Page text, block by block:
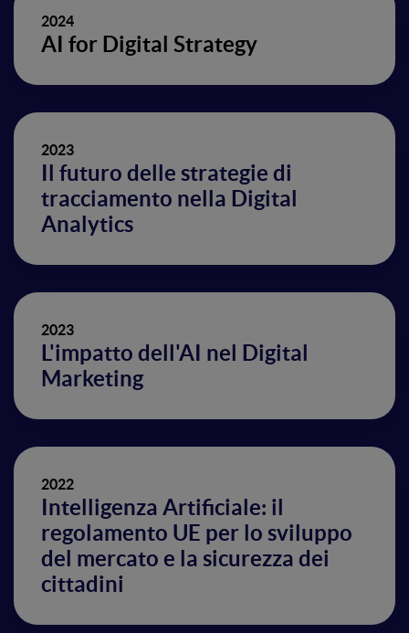
2024
AI for Digital Strategy
2023
Il futuro delle strategie di
tracciamento nella Digital
Analytics
2023
L'impatto dell'AI nel Digital
Marketing
2022
Intelligenza Artificiale: il
regolamento UE per lo sviluppo
del mercato e la sicurezza dei
cittadini